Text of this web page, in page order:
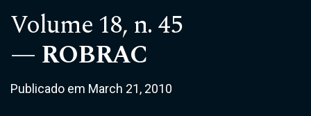
Volume 18, n. 45
ROBRAC
Publicado em March 21, 2010